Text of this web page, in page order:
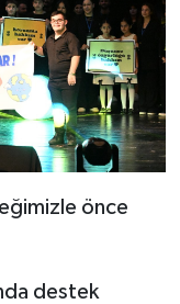
önce
destek